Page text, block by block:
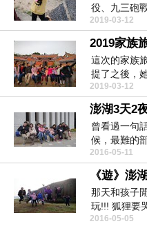
役、九三砲
歷史課本...
2019-03-12
2019家族
這次的家族
提了之後，
2019-03-12
澎湖3天2
曾看過一句
候，最難的
成員一...
2016-05-11
那天和孩子
玩!!! 狐狸要
不上自國...
2016-05-05